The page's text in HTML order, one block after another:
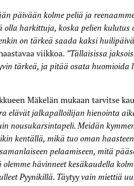
päivään kolme peliä ja
olla harkittuja, koska pelien kulutus
on tärkeä saada kaksi
viikkoa. ”Tällaisissa
tärkeä, ja pitää osata huomioida
Mäkelän mukaan tarvitse
elävät jalkapalloilijan hienointa
nousukarsintapeli. Meidän
kentällä, mikä tuo oman
pelaamiseen, mitä
olemme hävinneet kesäkaudella
Pyynikillä. Täytyy vain miettiä